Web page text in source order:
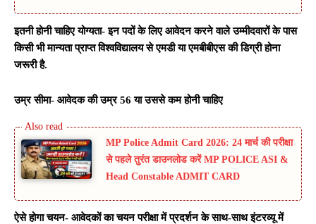
इतनी होनी चाहिए योग्यता- इन पदों के लिए आवेदन करने वाले उम्मीदवारों के पास
किसी भी मान्यता प्राप्त विश्वविद्यालय से एमडी या एमबीबीएस की डिग्री होना
जरूरी है.
उम्र सीमा- आवेदक की उम्र 56 या उससे कम होनी चाहिए
MP Police Admit Card 2026: 24 मार्च की परीक्षा
से पहले तुरंत डाउनलोड करें MP POLICE ASI &
Head Constable ADMIT CARD
ऐसे होगा चयन- आवेदकों का चयन परीक्षा में प्रदर्शन के साथ-साथ इंटरव्यू में